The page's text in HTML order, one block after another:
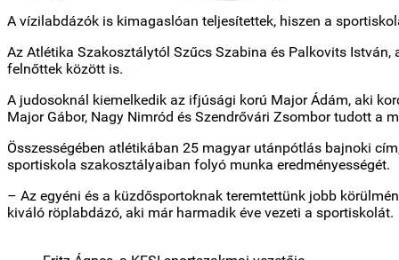
A vízilabdázók is kimagaslóan teljesítettek, hiszen a
Az Atlétika Szakosztálytól Szűcs Szabina és Palkovits
felnőttek között is.
A judosoknál kiemelkedik az ifjúsági korú Major Ádám, aki
Major Gábor, Nagy Nimród és Szendrővári Zsombor tudott a
Összességében atlétikában 25 magyar utánpótlás bajnoki
sportiskola szakosztályaiban folyó munka eredményességét.
– Az egyéni és a küzdősportoknak teremtettünk jobb
kiváló röplabdázó, aki már harmadik éve vezeti a sportiskolát.